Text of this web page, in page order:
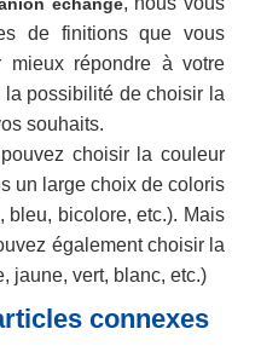
de finitions que vous
mieux répondre à votre
possibilité de choisir la
souhaits.
choisir la couleur
un large choix de coloris
bleu, bicolore, etc.). Mais
également choisir la
jaune, vert, blanc, etc.)
connexes